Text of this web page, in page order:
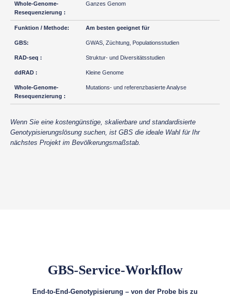
Ganzes Genom
Am besten geeignet für
GWAS, Züchtung, Populationsstudien
Struktur- und Diversitätsstudien
Kleine Genome
Mutations- und referenzbasierte Analyse
Wenn Sie eine kostengünstige, skalierbare und standardisierte
Genotypisierungslösung suchen, ist GBS die ideale Wahl für Ihr
nächstes Projekt im Bevölkerungsmaßstab.
GBS-Service-Workflow
End-to-End-Genotypisierung – von der Probe bis zu